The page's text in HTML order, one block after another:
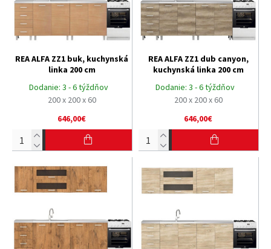
Dodanie: 3 - 6 týždňov
200 x 200 x 60
REA ALFA ZZ1 buk, kuchynská
linka 200 cm
646,00€
Dodanie: 3 - 6 týždňov
200 x 200 x 60
REA ALFA ZZ1 dub canyon,
kuchynská linka 200 cm
646,00€